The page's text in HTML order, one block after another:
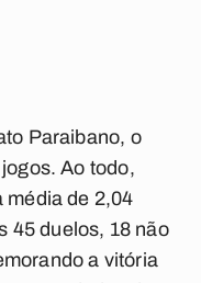
Paraibano, o
Ao todo,
média de 2,04
45 duelos, 18 não
a vitória